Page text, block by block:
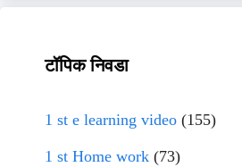
टॉपिक निवडा
1 st e learning video (155)
1 st Home work (73)